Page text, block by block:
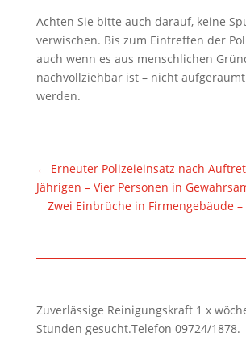
Achten Sie bitte auch darauf, keine
verwischen. Bis zum Eintreffen der
auch wenn es aus menschlichen
nachvollziehbar ist – nicht
werden.
← Erneuter Polizeieinsatz nach
Jährigen – Vier Personen in
Zwei Einbrüche in Firmengebäude
Zuverlässige Reinigungskraft 1 x
Stunden gesucht.Telefon 09724/1878.